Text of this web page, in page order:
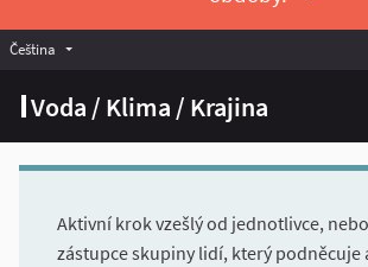
Voda / Klima / Krajina
Čeština Vyberte jazyk
Aktivní krok vzešlý od jednotlivce,
zástupce skupiny lidí, který podněcuje